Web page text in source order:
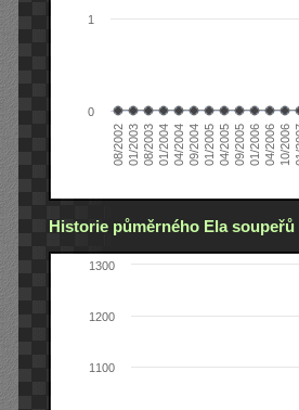
08/200201/200308/200301/200404/200409/200401/200504/200509/200501/200604/200610/2006
0
1
Historie půměrného Ela
1100
1200
1300